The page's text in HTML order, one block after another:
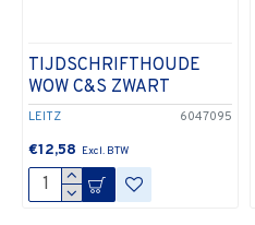
LEITZ 6047095
TIJDSCHRIFTHOUDE
WOW C&S ZWART
€12,58